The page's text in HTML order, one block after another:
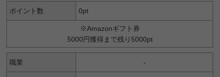
ポイント数 0pt
※Amazonギフト券
5000円獲得まで残り5000pt
職業 -